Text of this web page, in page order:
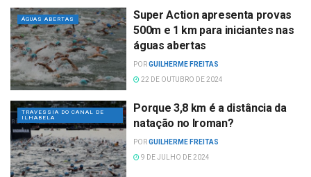
ÁGUAS ABERTAS
Super Action apresenta provas
500m e 1 km para iniciantes nas
águas abertas
PORGUILHERME FREITAS
22 DE OUTUBRO DE 2024
TRAVESSIA DO CANAL DE
ILHABELA
Porque 3,8 km é a distância da
natação no Iroman?
PORGUILHERME FREITAS
9 DE JULHO DE 2024